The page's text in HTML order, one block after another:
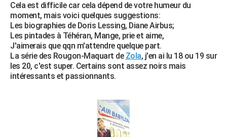
Cela est difficile car cela dépend de votre humeur du
moment, mais voici quelques suggestions:
Les biographies de Doris Lessing, Diane Airbus;
Les pintades à Téhéran, Mange, prie et aime,
J'aimerais que qqn m'attendre quelque part.
La série des Rougon-Maquart de Zola, j'en ai lu 18 ou 19 sur
les 20, c'est super. Certains sont assez noirs mais
intéressants et passionnants.